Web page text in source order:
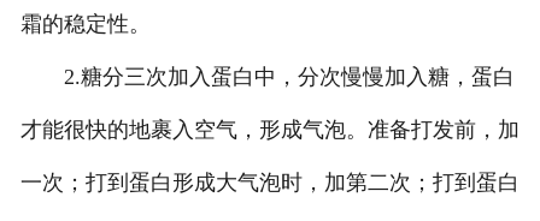
霜的稳定性。
2.糖分三次加入蛋白中，分次慢慢加入糖，蛋白
才能很快的地裹入空气，形成气泡。准备打发前，加
一次；打到蛋白形成大气泡时，加第二次；打到蛋白